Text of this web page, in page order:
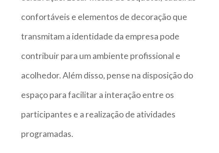
confortáveis e elementos de decoração que
transmitam a identidade da empresa pode
contribuir para um ambiente profissional e
acolhedor. Além disso, pense na disposição do
espaço para facilitar a interação entre os
participantes e a realização de atividades
programadas.